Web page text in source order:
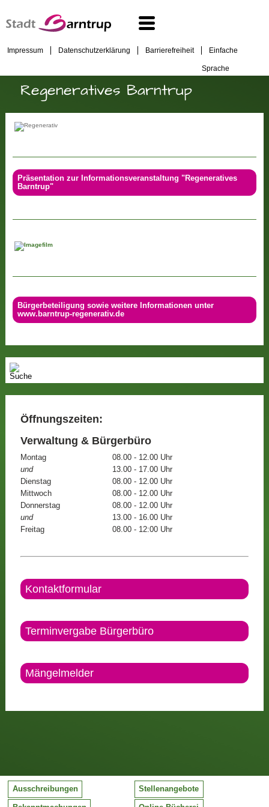
Impressum Datenschutzerklärung Barrierefreiheit Einfache
Sprache
Regeneratives Barntrup
Präsentation zur Informationsveranstaltung "Regeneratives
Barntrup"
Bürgerbeteiligung sowie weitere Informationen unter
www.barntrup-regenerativ.de
Öffnungszeiten:
Verwaltung & Bürgerbüro
Montag
08.00 - 12.00 Uhr
und
13.00 - 17.00 Uhr
Dienstag
08.00 - 12.00 Uhr
Mittwoch
08.00 - 12.00 Uhr
Donnerstag
08.00 - 12.00 Uhr
und
13.00 - 16.00 Uhr
Freitag
08.00 - 12:00 Uhr
Kontaktformular
Terminvergabe Bürgerbüro
Mängelmelder
Ausschreibungen Stellenangebote